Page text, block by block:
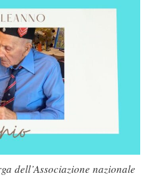
dell’Associazione nazionale